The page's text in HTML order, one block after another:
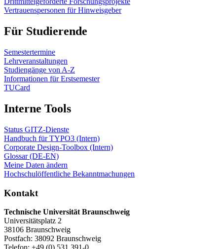
Vertrauenspersonen für Hinweisgeber
Für Studierende
Semestertermine
Lehrveranstaltungen
Studiengänge von A-Z
Informationen für Erstsemester
TUCard
Interne Tools
Status GITZ-Dienste
Handbuch für TYPO3 (Intern)
Corporate Design-Toolbox (Intern)
Glossar (DE-EN)
Meine Daten ändern
Hochschulöffentliche Bekanntmachungen
Kontakt
Technische Universität Braunschweig
Universitätsplatz 2
38106 Braunschweig
Postfach: 38092 Braunschweig